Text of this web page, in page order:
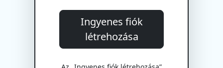
Ingyenes fiók
létrehozása